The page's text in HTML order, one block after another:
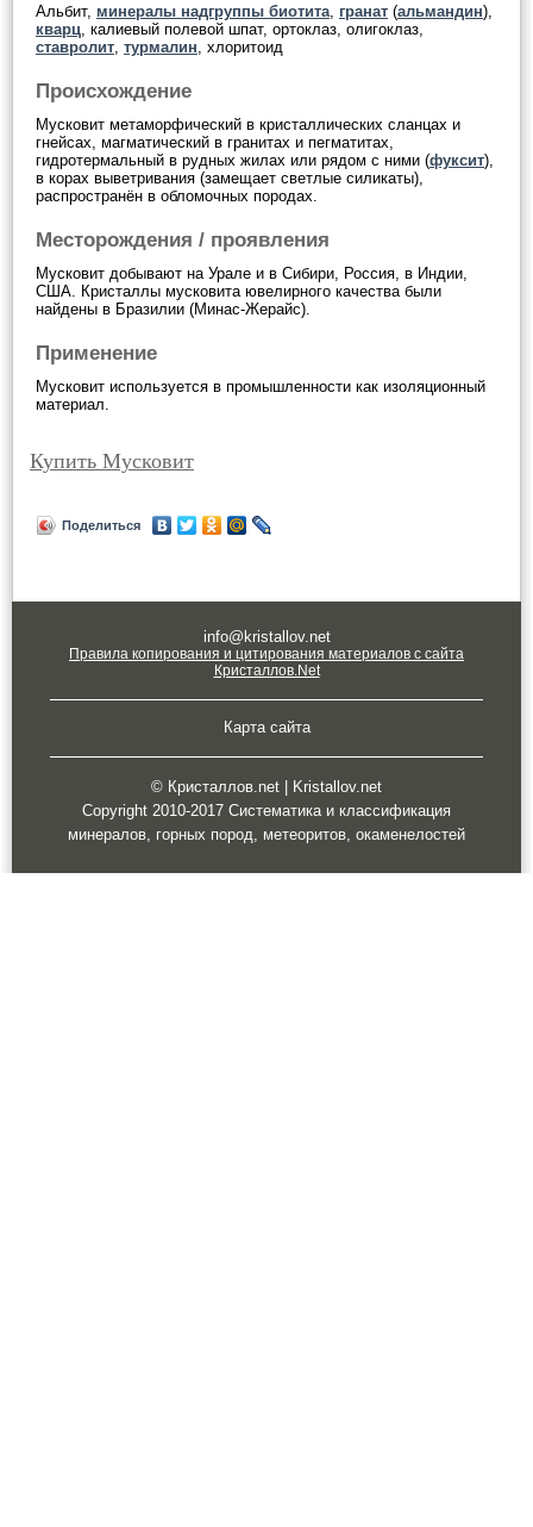
Альбит, минералы надгруппы биотита гранат (альмандин),
кварц , калиевый полевой шпат, ортоклаз, олигоклаз,
ставролит турмалин , хлоритоид
Происхождение
Мусковит метаморфический в кристаллических сланцах и
гнейсах, магматический в гранитах и пегматитах,
гидротермальный в рудных жилах или рядом с ними (фуксит),
в корах выветривания (замещает светлые силикаты),
распространён в обломочных породах.
Месторождения / проявления
Мусковит добывают на Урале и в Сибири, Россия, в Индии,
США. Кристаллы мусковита ювелирного качества были
найдены в Бразилии (Минас-Жерайс).
Применение
Мусковит используется в промышленности как изоляционный
материал.
Купить Мусковит
Поделиться
info@kristallov.net
Правила копирования и цитирования материалов с сайта
Кристаллов.Net
Карта сайта
© Кристаллов.net | Kristallov.net
Copyright 2010-2017 Систематика и классификация
минералов, горных пород, метеоритов, окаменелостей